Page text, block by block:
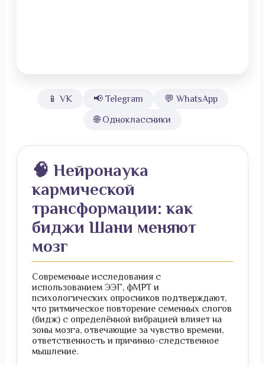
📱 VK 📢 Telegram
💬 WhatsApp
🌐 Одноклассники
🧠 Нейронаука
кармической
трансформации: как
биджи Шани меняют
мозг
Современные исследования с
использованием ЭЭГ, фМРТ и
психологических опросников подтверждают,
что ритмическое повторение семенных слогов
(бидж) с определённой вибрацией влияет на
зоны мозга, отвечающие за чувство времени,
ответственность и причинно-следственное
мышление.